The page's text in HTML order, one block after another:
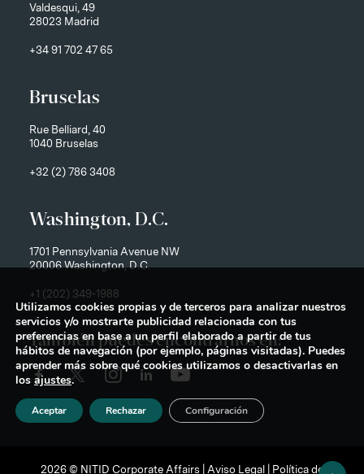
Valdesqui, 49
28023 Madrid
+34 91 702 47 65
Bruselas
Rue Belliard, 40
1040 Bruselas
+32 (2) 786 3408
Washington, D.C.
1701 Pennsylvania Avenue NW
20006 Washington, D.C.
+1 (202) 349-1988
También puedes encontrarnos en:
2026 © NITID Corporate Affairs | Aviso Legal Política de
Utilizamos cookies propias y de terceros para analizar nuestros
servicios y/o mostrarte publicidad relacionada con tus
preferencias en base a un perfil elaborado a partir de tus
hábitos de navegación (por ejemplo, páginas visitadas). Puedes
aprender más sobre qué cookies utilizamos o desactivarlas en
los ajustes.
Aceptar Rechazar Configuración